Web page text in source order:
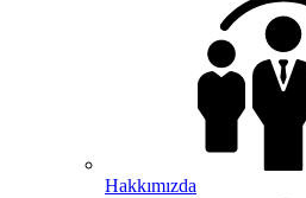
Hakkımızda